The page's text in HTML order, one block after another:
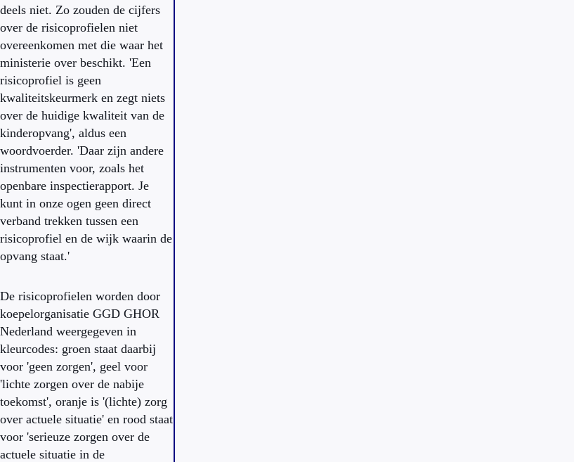
deels niet. Zo zouden de cijfers
over de risicoprofielen niet
overeenkomen met die waar het
ministerie over beschikt. 'Een
risicoprofiel is geen
kwaliteitskeurmerk en zegt niets
over de huidige kwaliteit van de
kinderopvang', aldus een
woordvoerder. 'Daar zijn andere
instrumenten voor, zoals het
openbare inspectierapport. Je
kunt in onze ogen geen direct
verband trekken tussen een
risicoprofiel en de wijk waarin de
opvang staat.'
De risicoprofielen worden door
koepelorganisatie GGD GHOR
Nederland weergegeven in
kleurcodes: groen staat daarbij
voor 'geen zorgen', geel voor
'lichte zorgen over de nabije
toekomst', oranje is '(lichte) zorg
over actuele situatie' en rood staat
voor 'serieuze zorgen over de
actuele situatie in de